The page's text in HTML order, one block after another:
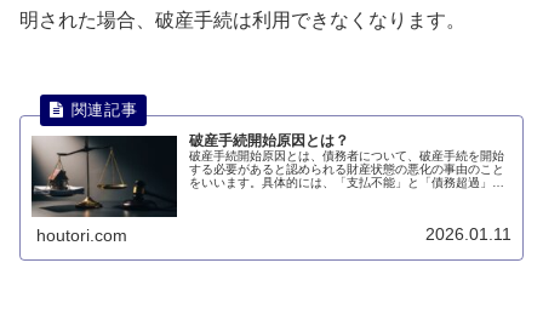
明された場合、破産手続は利用できなくなります。
破産手続開始原因とは？
破産手続開始原因とは、債務者について、破産手続を開始
する必要があると認められる財産状態の悪化の事由のこと
をいいます。具体的には、「支払不能」と「債務超過」の
houtori.com 2026.01.11